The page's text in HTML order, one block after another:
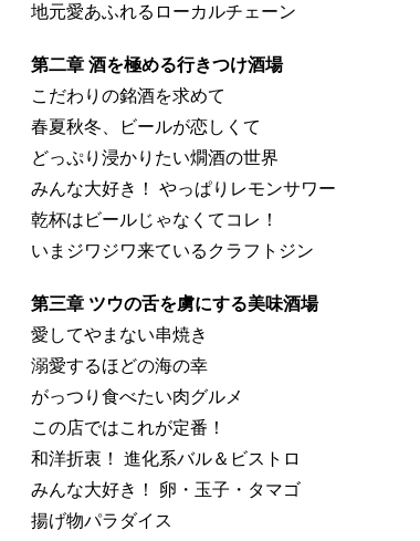
地元愛あふれるローカルチェーン
第二章 酒を極める行きつけ酒場
こだわりの銘酒を求めて
春夏秋冬、ビールが恋しくて
どっぷり浸かりたい燗酒の世界
みんな大好き！ やっぱりレモンサワー
乾杯はビールじゃなくてコレ！
いまジワジワ来ているクラフトジン
第三章 ツウの舌を虜にする美味酒場
愛してやまない串焼き
溺愛するほどの海の幸
がっつり食べたい肉グルメ
この店ではこれが定番！
和洋折衷！ 進化系バル＆ビストロ
みんな大好き！ 卵・玉子・タマゴ
揚げ物パラダイス